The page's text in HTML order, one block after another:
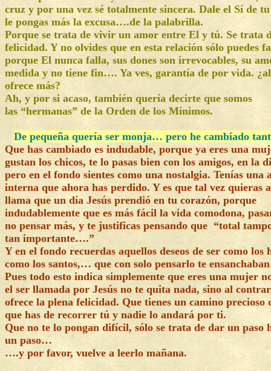
cruz y por una vez sé totalmente sincera. Dale el Sí de
le pongas más la excusa….de la palabrilla.
Porque se trata de vivir un amor entre El y tú. Se trata
felicidad. Y no olvides que en esta relación sólo puedes
porque El nunca falla, sus dones son irrevocables, su
medida y no tiene fin…. Ya ves, garantía de por vida.
ofrece más?
Ah, y por si acaso, también quería decirte que somos
las “hermanas” de la Orden de los Mínimos.
De pequeña quería ser monja… pero he cambiado
Que has cambiado es indudable, porque ya eres una
gustan los chicos, te lo pasas bien con los amigos, en la
pero en el fondo sientes como una nostalgia. Tenías una
interna que ahora has perdido. Y es que tal vez quieras
llama que un día Jesús prendió en tu corazón, porque
indudablemente que es más fácil la vida comodona,
no pensar más, y te justificas pensando que “total
tan importante….”
Y en el fondo recuerdas aquellos deseos de ser como los
como los santos,… que con solo pensarlo te
Pues todo esto indica simplemente que eres una mujer
el ser llamada por Jesús no te quita nada, sino al
ofrece la plena felicidad. Que tienes un camino precioso
que has de recorrer tú y nadie lo andará por ti.
Que no te lo pongan difícil, sólo se trata de dar un paso
un paso…
….y por favor, vuelve a leerlo mañana.